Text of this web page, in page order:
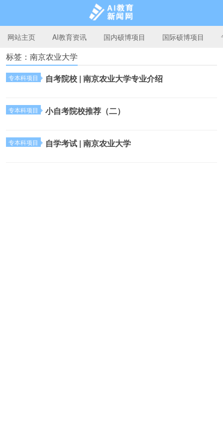
AI教育新闻网
网站主页 AI教育资讯 国内硕博项目 国际硕博项目
标签：南京农业大学
专本科项目 自考院校 | 南京农业大学专业介绍
专本科项目 小自考院校推荐（二）
专本科项目 自学考试 | 南京农业大学